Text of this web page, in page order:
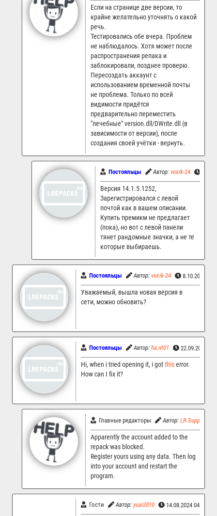
Если на странице две версии, то
крайне желательно уточнять о какой
речь.
Тестировались обе вчера. Проблем
не наблюдалось. Хотя может после
распространения репака и
заблокировали, позднее проверю.
Пересоздать аккаунт с
использованием временной почты
не проблема. Только по всей
видимости придётся
предварительно переместить
"лечебные" version.dll/DWrite.dll (в
зависимости от версии), после
создания своей учётки - вернуть.
Постояльцы Автор: voxik-24
Версия 14.1.5.1252,
Зарегистрировался с левой
почтой как в вашем описании.
Купить премикм не предлагает
(пока), но вот с левой панели
тянет рандомные значки, а не те
которые выбираешь.
Постояльцы Автор: voxik-24 8.10.2024
Уважаемый, вышла новая версия в
сети, можно обновить?
Постояльцы Автор: ha.nt01 22.09.2024
Hi, when i tried opening it, i gotthiserror.
How can I fix it?
Главные редакторы Автор: LR.Support
Apparently the account added to the
repack was blocked.
Register yours using any data. Then log
into your account and restart the
program.
Гости Автор: yuai2010 14.08.2024 04:54